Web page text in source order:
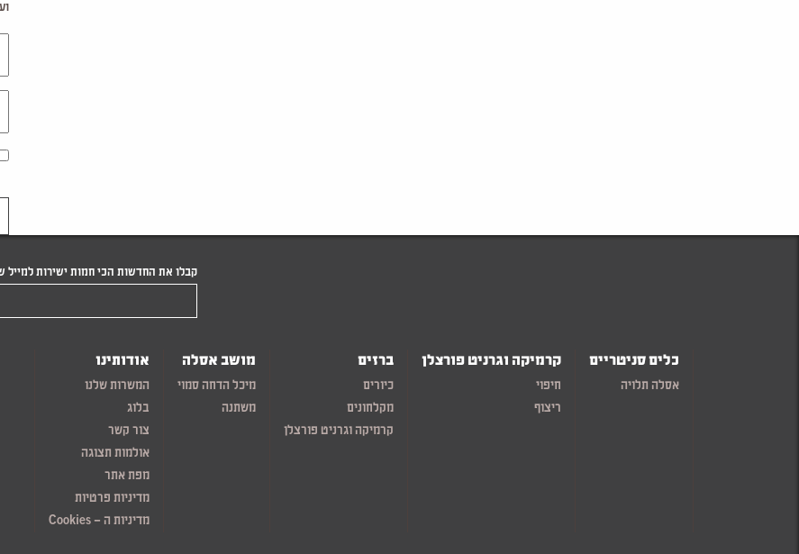
קבלו את החדשות הכי חמות ישירות למייל
כלים סניטריים
אסלה תלויה
קרמיקה וגרניט פורצלן
חיפוי
ריצוף
ברזים
כיורים
מקלחונים
קרמיקה וגרניט פורצלן
מושב אסלה
מיכל הדחה סמוי
משתנה
אודותינו
המשרות שלנו
בלוג
צור קשר
אולמות תצוגה
מפת אתר
מדיניות פרטיות
מדיניות ה – Cookies